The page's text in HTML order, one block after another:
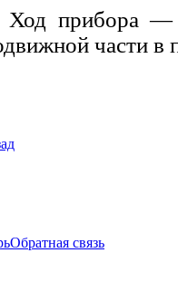
Ход прибора —
части в
Обратная связь